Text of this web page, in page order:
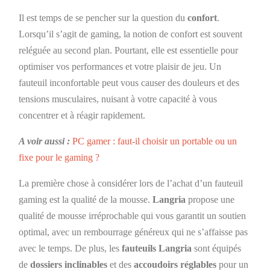
Il est temps de se pencher sur la question du confort.
Lorsqu’il s’agit de gaming, la notion de confort est souvent
reléguée au second plan. Pourtant, elle est essentielle pour
optimiser vos performances et votre plaisir de jeu. Un
fauteuil inconfortable peut vous causer des douleurs et des
tensions musculaires, nuisant à votre capacité à vous
concentrer et à réagir rapidement.
A voir aussi : PC gamer : faut-il choisir un portable ou un
fixe pour le gaming ?
La première chose à considérer lors de l’achat d’un fauteuil
gaming est la qualité de la mousse. Langria propose une
qualité de mousse irréprochable qui vous garantit un soutien
optimal, avec un rembourrage généreux qui ne s’affaisse pas
avec le temps. De plus, les fauteuils Langria sont équipés
de dossiers inclinables et des accoudoirs réglables pour un